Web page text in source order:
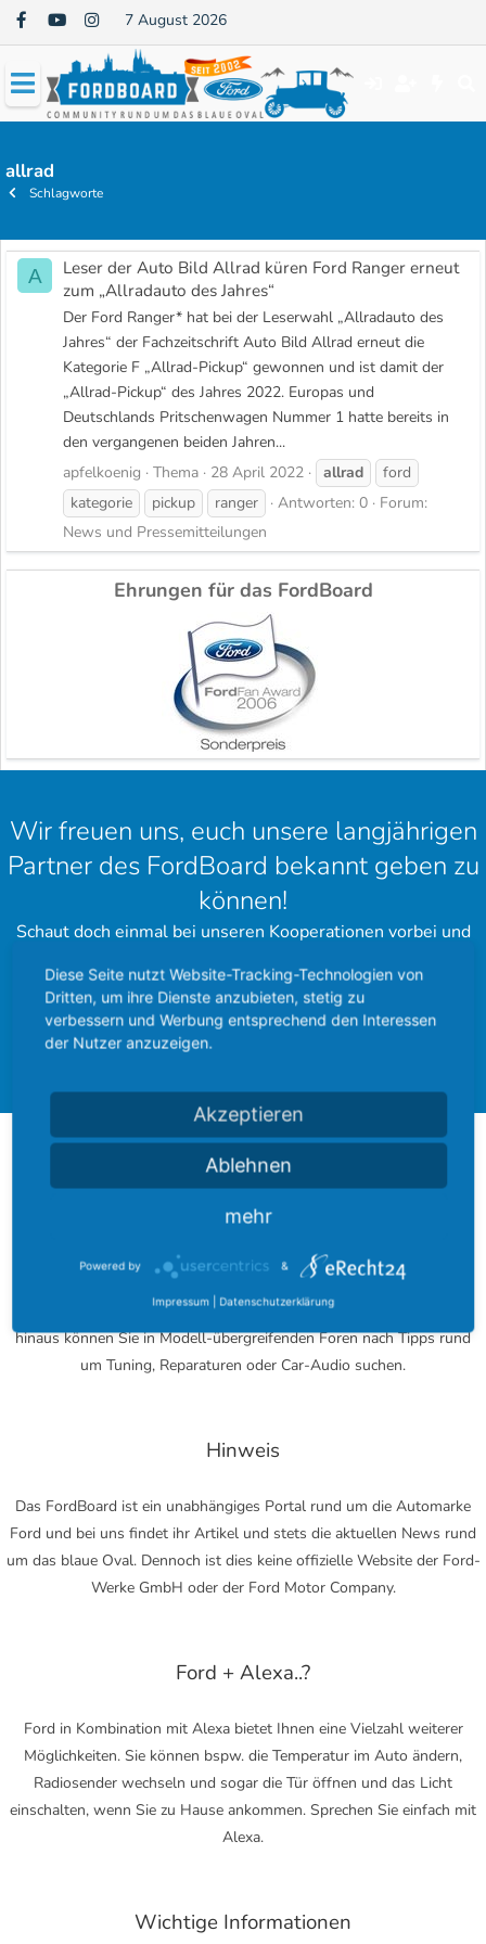
7 August 2026
allrad
Schlagworte
A
Leser der Auto Bild Allrad küren Ford Ranger erneut
zum „Allradauto des Jahres“
Der Ford Ranger* hat bei der Leserwahl „Allradauto des
Jahres“ der Fachzeitschrift Auto Bild Allrad erneut die
Kategorie F „Allrad-Pickup“ gewonnen und ist damit der
„Allrad-Pickup“ des Jahres 2022. Europas und
Deutschlands Pritschenwagen Nummer 1 hatte bereits in
den vergangenen beiden Jahren...
apfelkoenig
Thema 28 April 2022 allrad
ford
kategorie
pickup ranger Antworten: 0
Forum:
News und Pressemitteilungen
Ehrungen für das FordBoard
Wir freuen uns, euch unsere langjährigen
Partner des FordBoard bekannt geben zu
können!
Schaut doch einmal bei unseren Kooperationen vorbei und
Ford Community
Ford Cougar
Forum
Über das FordBoard
Das FordBoard wurde am 17. Dezember 2002 gegründet und
Community rund um das blaue Oval.
Bei uns finden Sie zu jedem Modell ein eigenes Fachforum. Darüber
hinaus können Sie in Modell-übergreifenden Foren nach Tipps rund
um Tuning, Reparaturen oder Car-Audio suchen.
Hinweis
Das FordBoard ist ein unabhängiges Portal rund um die Automarke
Ford und bei uns findet ihr Artikel und stets die aktuellen News rund
um das blaue Oval. Dennoch ist dies keine offizielle Website der Ford-
Werke GmbH oder der Ford Motor Company.
Ford + Alexa..?
Ford in Kombination mit Alexa bietet Ihnen eine Vielzahl weiterer
Möglichkeiten. Sie können bspw. die Temperatur im Auto ändern,
Radiosender wechseln und sogar die Tür öffnen und das Licht
einschalten, wenn Sie zu Hause ankommen. Sprechen Sie einfach mit
Alexa.
Wichtige Informationen
Diese Seite nutzt Website-Tracking-Technologien von
Dritten, um ihre Dienste anzubieten, stetig zu
verbessern und Werbung entsprechend den Interessen
der Nutzer anzuzeigen.
Akzeptieren
Ablehnen
mehr
Powered by &
Impressum Datenschutzerklärung